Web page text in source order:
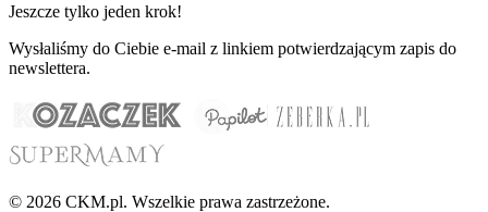
Jeszcze tylko jeden krok!
Wysłaliśmy do Ciebie e-mail z linkiem potwierdzającym zapis do
newslettera.
© 2026 CKM.pl. Wszelkie prawa zastrzeżone.